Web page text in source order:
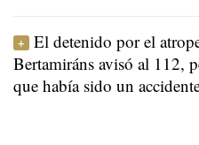
El detenido por el
Bertamiráns avisó al 112,
que había sido un